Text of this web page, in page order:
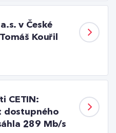
v České
Kouřil
CETIN:
dostupného
289 Mb/s